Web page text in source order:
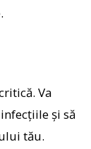
Va
și să
tău.